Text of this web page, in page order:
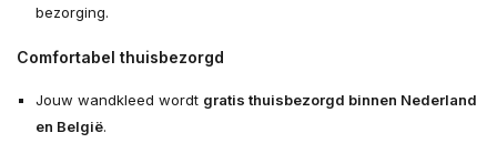
bezorging.
Comfortabel thuisbezorgd
Jouw wandkleed wordt gratis thuisbezorgd binnen Nederland
en België.